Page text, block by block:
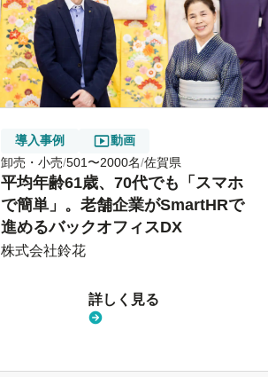
導入事例
動画
卸売・小売 501〜2000名 佐賀県
平均年齢61歳、70代でも「スマホ
で簡単」。老舗企業がSmartHRで
進めるバックオフィスDX
株式会社鈴花
詳しく見る